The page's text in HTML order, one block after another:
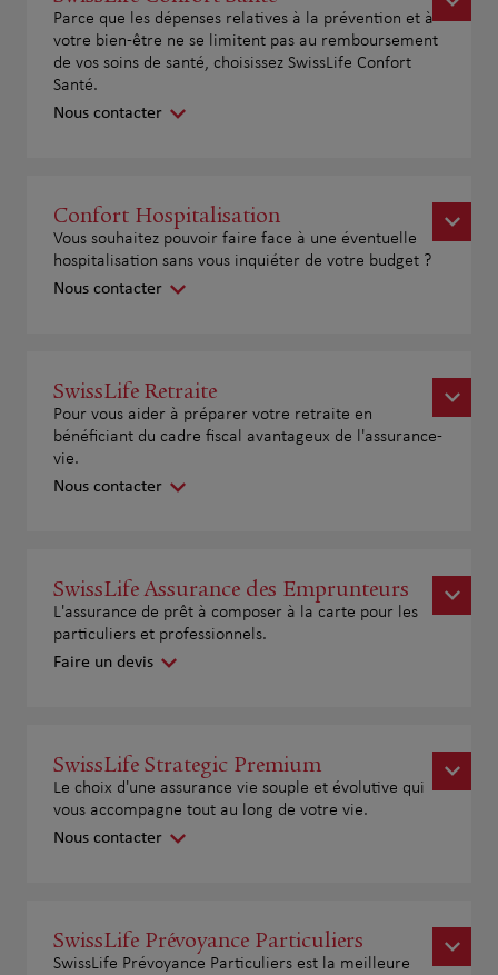
Parce que les dépenses relatives à la prévention et à
votre bien-être ne se limitent pas au remboursement
de vos soins de santé, choisissez SwissLife Confort
Santé.
Nous contacter
Confort Hospitalisation
Vous souhaitez pouvoir faire face à une éventuelle
hospitalisation sans vous inquiéter de votre budget ?
Nous contacter
SwissLife Retraite
Pour vous aider à préparer votre retraite en
bénéficiant du cadre fiscal avantageux de l'assurance-
vie.
Nous contacter
SwissLife Assurance des Emprunteurs
L'assurance de prêt à composer à la carte pour les
particuliers et professionnels.
Faire un devis
SwissLife Strategic Premium
Le choix d'une assurance vie souple et évolutive qui
vous accompagne tout au long de votre vie.
Nous contacter
SwissLife Prévoyance Particuliers
SwissLife Prévoyance Particuliers est la meilleure